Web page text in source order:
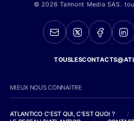
© 2026 Talmont Media SAS.
MIEUX NOUS CONNAITRE
ATLANTICO C'EST QUI, C'EST QUOI ?
/